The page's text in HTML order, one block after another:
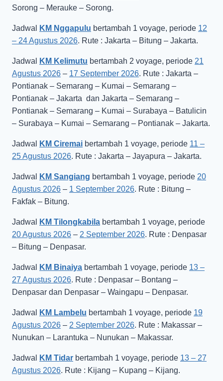
Sorong – Merauke – Sorong.
Jadwal KM Nggapulu bertambah 1 voyage, periode 12
– 24 Agustus 2026. Rute : Jakarta – Bitung – Jakarta.
Jadwal KM Kelimutu bertambah 2 voyage, periode 21
Agustus 2026 – 17 September 2026. Rute : Jakarta –
Pontianak – Semarang – Kumai – Semarang –
Pontianak – Jakarta dan Jakarta – Semarang –
Pontianak – Semarang – Kumai – Surabaya – Batulicin
– Surabaya – Kumai – Semarang – Pontianak – Jakarta.
Jadwal KM Ciremai bertambah 1 voyage, periode 11 –
25 Agustus 2026. Rute : Jakarta – Jayapura – Jakarta.
Jadwal KM Sangiang bertambah 1 voyage, periode 20
Agustus 2026 – 1 September 2026. Rute : Bitung –
Fakfak – Bitung.
Jadwal KM Tilongkabila bertambah 1 voyage, periode
20 Agustus 2026 – 2 September 2026. Rute : Denpasar
– Bitung – Denpasar.
Jadwal KM Binaiya bertambah 1 voyage, periode 13 –
27 Agustus 2026. Rute : Denpasar – Bontang –
Denpasar dan Denpasar – Waingapu – Denpasar.
Jadwal KM Lambelu bertambah 1 voyage, periode 19
Agustus 2026 – 2 September 2026. Rute : Makassar –
Nunukan – Larantuka – Nunukan – Makassar.
Jadwal KM Tidar bertambah 1 voyage, periode 13 – 27
Agustus 2026. Rute : Kijang – Kupang – Kijang.